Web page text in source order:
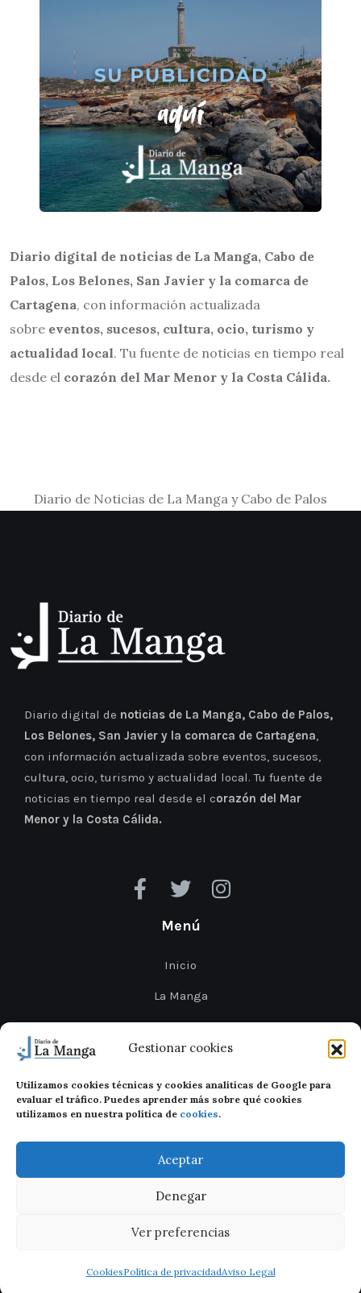
Gestionar cookies
Utilizamos cookies técnicas y cookies analíticas de Google para
evaluar el tráfico. Puedes aprender más sobre qué cookies
utilizamos en nuestra política de cookies.
Aceptar
Denegar
Ver preferencias
CookiesPolítica de privacidadAviso Legal
Diario digital de noticias de La Manga, Cabo de
Palos, Los Belones, San Javier y la comarca de
Cartagena, con información actualizada
sobre eventos, sucesos, cultura, ocio, turismo y
actualidad local. Tu fuente de noticias en tiempo real
desde el corazón del Mar Menor y la Costa Cálida.
Diario de Noticias de La Manga y Cabo de Palos
Diario digital de noticias de La Manga, Cabo de Palos,
Los Belones, San Javier y la comarca de Cartagena,
con información actualizada sobre eventos, sucesos,
cultura, ocio, turismo y actualidad local. Tu fuente de
noticias en tiempo real desde el corazón del Mar
Menor y la Costa Cálida.
Menú
Inicio
La Manga
Cabo de Palos
Mar Menor
Cartagena
San Javier
Diario de La Manga 2026
LegalPrivacidadCookies